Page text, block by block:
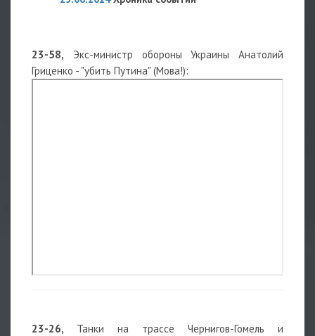
23-58, Экс-министр обороны Украины Анатолий
Гриценко - "убить Путина" (Мова!):
23-26, Танки на трассе Чернигов-Гомель и